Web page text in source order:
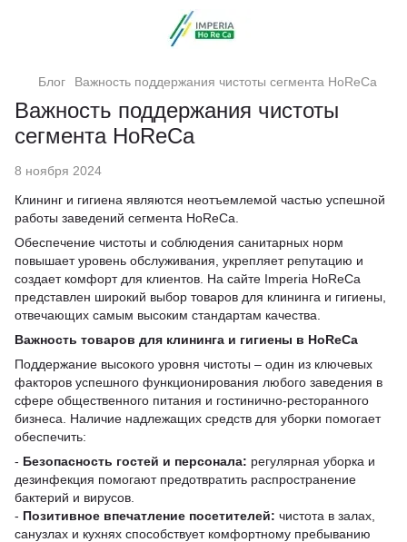
Блог Важность поддержания чистоты сегмента HoReCa
Важность поддержания чистоты
сегмента HoReCa
8 ноября 2024
Клининг и гигиена являются неотъемлемой частью успешной
работы заведений сегмента HoReCa.
Обеспечение чистоты и соблюдения санитарных норм
повышает уровень обслуживания, укрепляет репутацию и
создает комфорт для клиентов. На сайте Imperia HoReCa
представлен широкий выбор товаров для клининга и гигиены,
отвечающих самым высоким стандартам качества.
Важность товаров для клининга и гигиены в HoReCa
Поддержание высокого уровня чистоты – один из ключевых
факторов успешного функционирования любого заведения в
сфере общественного питания и гостинично-ресторанного
бизнеса. Наличие надлежащих средств для уборки помогает
обеспечить:
- Безопасность гостей и персонала: регулярная уборка и
дезинфекция помогают предотвратить распространение
бактерий и вирусов.
- Позитивное впечатление посетителей: чистота в залах,
санузлах и кухнях способствует комфортному пребыванию